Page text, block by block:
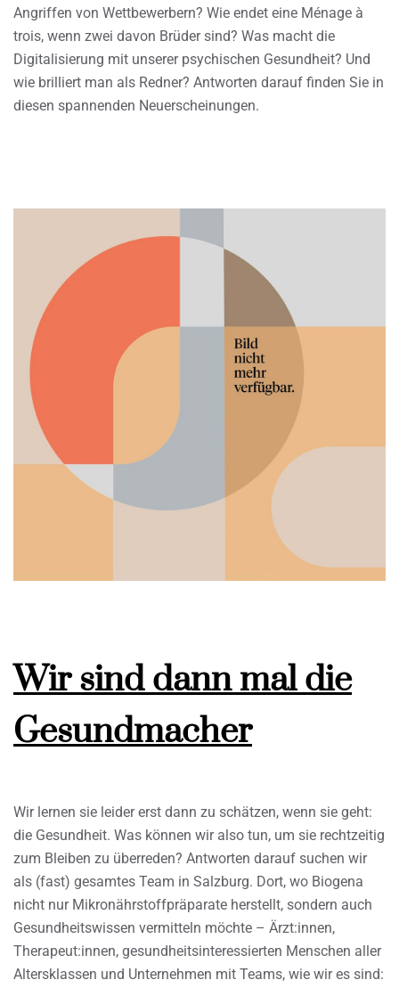
Angriffen von Wettbewerbern? Wie endet eine Ménage à
trois, wenn zwei davon Brüder sind? Was macht die
Digitalisierung mit unserer psychischen Gesundheit? Und
wie brilliert man als Redner? Antworten darauf finden Sie in
diesen spannenden Neuerscheinungen.
Wir sind dann mal die
Gesundmacher
Wir lernen sie leider erst dann zu schätzen, wenn sie geht:
die Gesundheit. Was können wir also tun, um sie rechtzeitig
zum Bleiben zu überreden? Antworten darauf suchen wir
als (fast) gesamtes Team in Salzburg. Dort, wo Biogena
nicht nur Mikronährstoffpräparate herstellt, sondern auch
Gesundheitswissen vermitteln möchte – Ärzt:innen,
Therapeut:innen, gesundheitsinteressierten Menschen aller
Altersklassen und Unternehmen mit Teams, wie wir es sind: